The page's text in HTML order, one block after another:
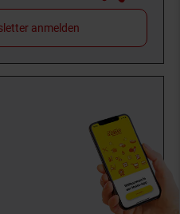
anmelden